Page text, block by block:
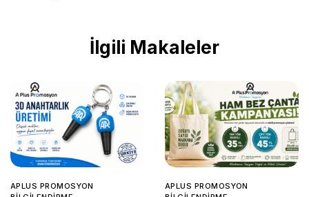
İlgili Makaleler
APLUS PROMOSYON
APLUS PROMOSYON